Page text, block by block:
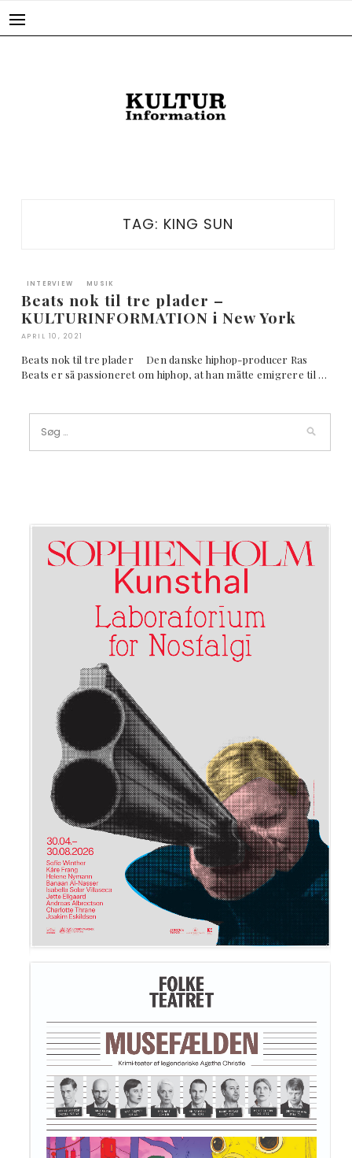
TAG: KING SUN
INTERVIEW MUSIK
Beats nok til tre plader –
KULTURINFORMATION i New York
APRIL 10, 2021
Beats nok til tre plader Den danske hiphop-producer Ras
Beats er så passioneret om hiphop, at han måtte emigrere til …